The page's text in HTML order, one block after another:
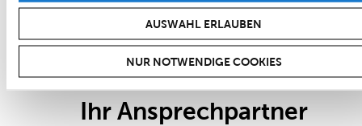
AUSWAHL ERLAUBEN
NUR NOTWENDIGE COOKIES
Die Fertigstellung des neuen Porsche Zentrum
ist für Ende 2024 geplant.
Ihr Ansprechpartner